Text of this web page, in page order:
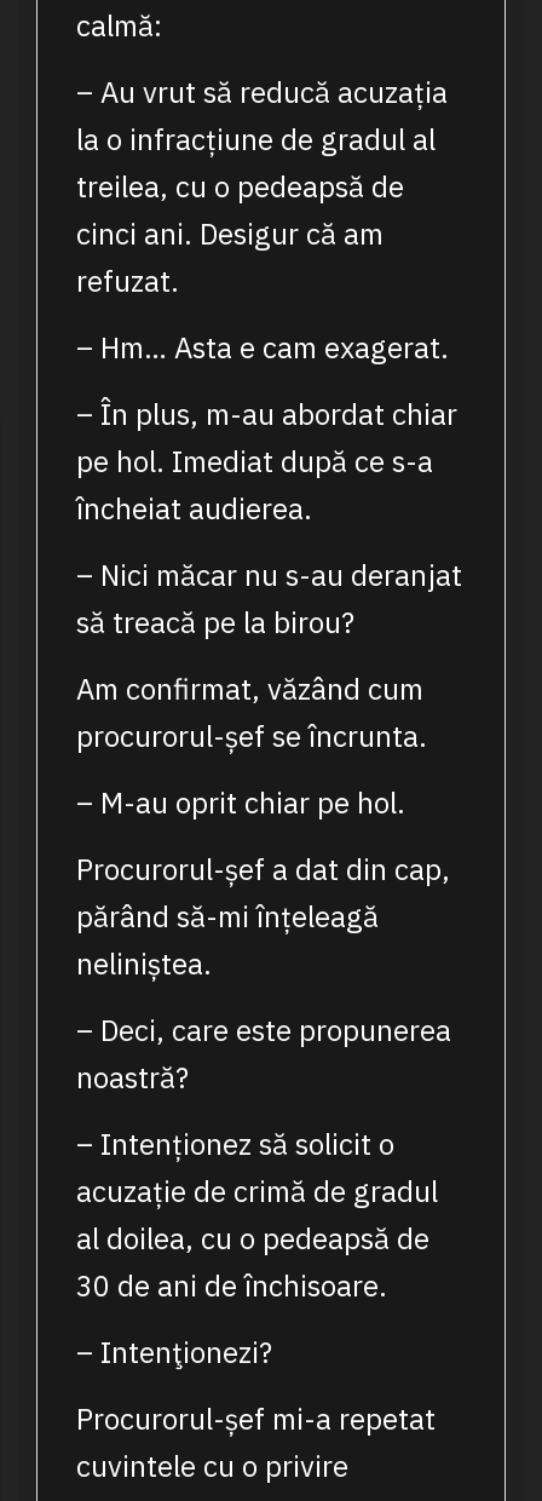
calmă:
– Au vrut să reducă acuzația
la o infracțiune de gradul al
treilea, cu o pedeapsă de
cinci ani. Desigur că am
refuzat.
– Hm… Asta e cam exagerat.
– În plus, m-au abordat chiar
pe hol. Imediat după ce s-a
încheiat audierea.
– Nici măcar nu s-au deranjat
să treacă pe la birou?
Am confirmat, văzând cum
procurorul-șef se încrunta.
– M-au oprit chiar pe hol.
Procurorul-șef a dat din cap,
părând să-mi înțeleagă
neliniștea.
– Deci, care este propunerea
noastră?
– Intenționez să solicit o
acuzație de crimă de gradul
al doilea, cu o pedeapsă de
30 de ani de închisoare.
– Intenţionezi?
Procurorul-șef mi-a repetat
cuvintele cu o privire